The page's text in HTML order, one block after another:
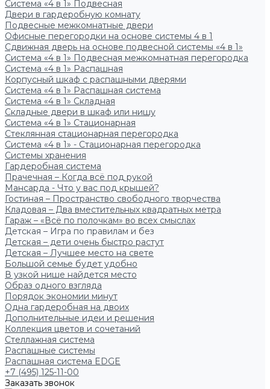
Система «4 в 1» Подвесная
Двери в гардеробную комнату
Подвесные межкомнатные двери
Офисные перегородки на основе системы 4 в 1
Сдвижная дверь на основе подвесной системы «4 в 1»
Система «4 в 1» Подвесная межкомнатная перегородка
Система «4 в 1» Распашная
Корпусный шкаф с распашными дверями
Система «4 в 1» Распашная система
Система «4 в 1» Складная
Складные двери в шкаф или нишу
Система «4 в 1» Стационарная
Стеклянная стационарная перегородка
Система «4 в 1» - Стационарная перегородка
Системы хранения
Гардеробная система
Прачечная – Когда всё под рукой
Мансарда - Что у вас под крышей?
Гостиная – Пространство свободного творчества
Кладовая – Два вместительных квадратных метра
Гараж – «Всё по полочкам» во всех смыслах
Детская – Игра по правилам и без
Детская – дети очень быстро растут
Детская – Лучшее место на свете
Большой семье будет удобно
В узкой нише найдется место
Образ одного взгляда
Порядок экономии минут
Одна гардеробная на двоих
Дополнительные идеи и решения
Коллекция цветов и сочетаний
Стеллажная система
Распашные системы
Распашная система EDGE
+7 (495) 125-11-00
Заказать звонок